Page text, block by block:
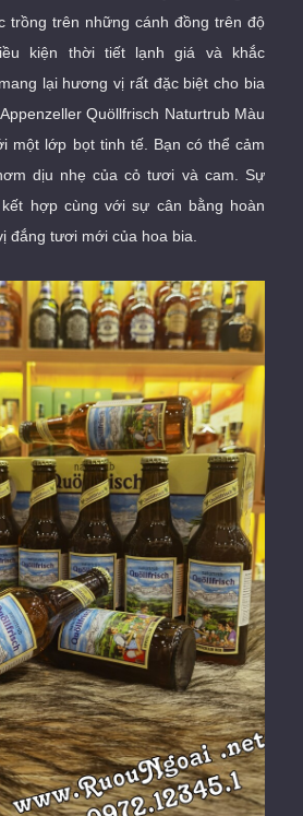
trồng trên những cánh đồng trên độ
kiện thời tiết lạnh giá và khắc
lại hương vị rất đặc biệt cho bia
Quöllfrisch Naturtrub Màu
một lớp bọt tinh tế. Bạn có thể cảm
dịu nhẹ của cỏ tươi và cam. Sự
hợp cùng với sự cân bằng hoàn
đắng tươi mới của hoa bia.